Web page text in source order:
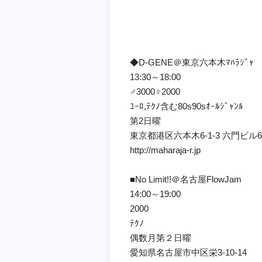
◆D-GENE＠東京六本木ﾏﾊﾗｼﾞｬ
13:30～18:00
♂3000♀2000
ﾕｰﾛ,ﾃｸﾉ含む80s90sｵｰﾙｼﾞｬﾝﾙ
第2日曜
東京都港区六本木6-1-3 六門ビル
http://maharaja-r.jp
■No Limit!!＠名古屋FlowJam
14:00～19:00
2000
ﾃｸﾉ
偶数月第２日曜
愛知県名古屋市中区栄3-10-14